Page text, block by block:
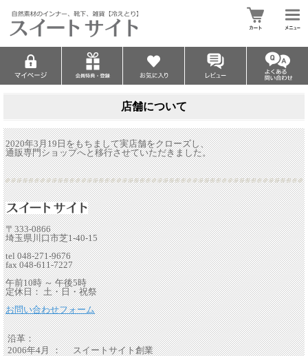
店舗について
2020年3月19日をもちまして実店舗をクローズし、
通販専門ショップへと移行させていただきました。
〒333-0866
埼玉県川口市芝1-40-15
tel 048-271-9676
fax 048-611-7227
午前10時 ～ 午後5時
定休日： 土・日・祝祭
お問い合わせフォーム
沿革：
2006年4月 ： スイートサイト創業